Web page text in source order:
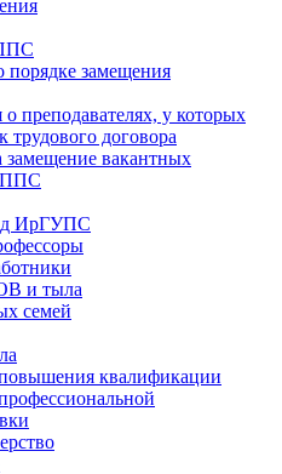
порядке замещения
преподавателях, у которых
трудового договора
вакантных
ППС
ИрГУПС
и тыла
семей
квалификации